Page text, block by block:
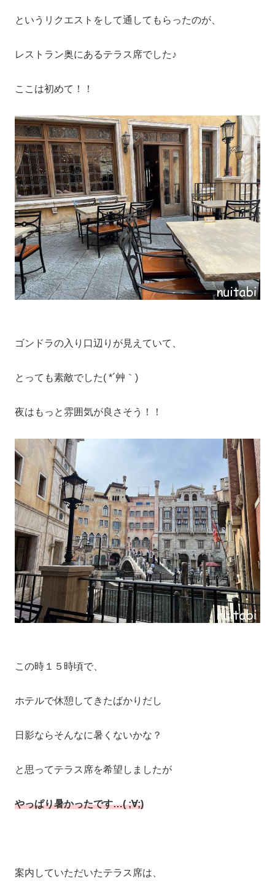
というリクエストをして通してもらったのが、
レストラン奥にあるテラス席でした♪
ここは初めて！！
ゴンドラの入り口辺りが見えていて、
とっても素敵でした( *´艸｀)
夜はもっと雰囲気が良さそう！！
この時１５時頃で、
ホテルで休憩してきたばかりだし
日影ならそんなに暑くないかな？
と思ってテラス席を希望しましたが
やっぱり暑かったです…( ;∀;)
案内していただいたテラス席は、